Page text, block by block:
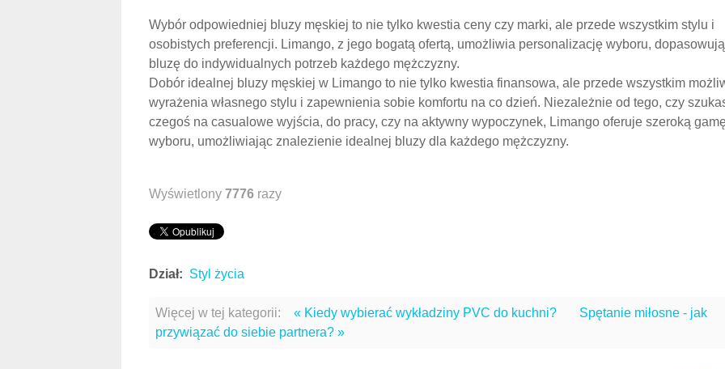
Wybór odpowiedniej bluzy męskiej to nie tylko kwestia ceny czy marki, ale przede wszystkim stylu i
osobistych preferencji. Limango, z jego bogatą ofertą, umożliwia personalizację wyboru,
bluzę do indywidualnych potrzeb każdego mężczyzny.
Dobór idealnej bluzy męskiej w Limango to nie tylko kwestia finansowa, ale przede wszystkim
wyrażenia własnego stylu i zapewnienia sobie komfortu na co dzień. Niezależnie od tego, czy
czegoś na casualowe wyjścia, do pracy, czy na aktywny wypoczynek, Limango oferuje szeroką
wyboru, umożliwiając znalezienie idealnej bluzy dla każdego mężczyzny.
Wyświetlony 7776 razy
Dział: Styl życia
Więcej w tej kategorii: « Kiedy wybierać wykładziny PVC do kuchni?
Spętanie miłosne - jak
przywiązać do siebie partnera? »